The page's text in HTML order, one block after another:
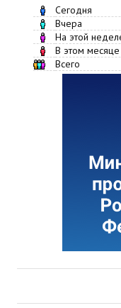
Сегодня
Вчера
На этой
В этом месяце
Всего